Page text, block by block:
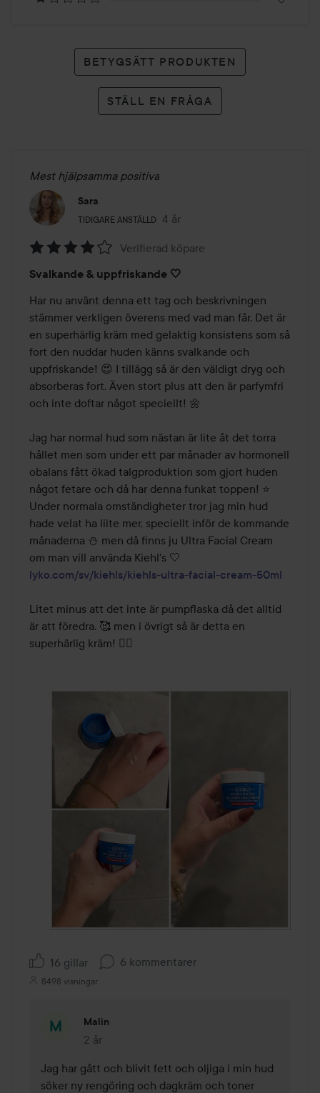
BETYGSÄTT PRODUKTEN
STÄLL EN FRÅGA
Mest hjälpsamma positiva
Sara
TIDIGARE ANSTÄLLD
Användarens roll: Tidigare anställd.
4 år
Inlägget skapades 4 år
4
av
5
Verifierad köpare
Svalkande & uppfriskande 🤍
Har nu använt denna ett tag och beskrivningen
stämmer verkligen överens med vad man får. Det är
en superhärlig kräm med gelaktig konsistens som så
fort den nuddar huden känns svalkande och
uppfriskande! 😍 I tillägg så är den väldigt dryg och
absorberas fort. Även stort plus att den är parfymfri
och inte doftar något speciellt! 🌼
Jag har normal hud som nästan är lite åt det torra
hållet men som under ett par månader av hormonell
obalans fått ökad talgproduktion som gjort huden
något fetare och då har denna funkat toppen! ⭐
Under normala omständigheter tror jag min hud
hade velat ha liite mer, speciellt inför de kommande
månaderna ⛄ men då finns ju Ultra Facial Cream
lyko.com/sv/kiehls/kiehls-ultra-facial-cream-50ml
Litet minus att det inte är pumpflaska då det alltid
är att föredra. 🥰 men i övrigt så är detta en
16 gillar 6 kommentarer
8498 visningar
Malin
2 år
Kommentaren lades 2 år
Jag har gått och blivit fett och oljiga i min hud
söker ny rengöring och dagkräm och toner